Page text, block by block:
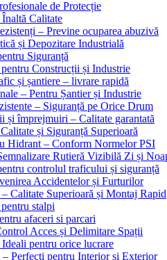
de Protecție
Calitate
– Previne ocuparea abuzivă
și Depozitare Industrială
Siguranță
Construcții și Industrie
și șantiere – livrare rapidă
– Pentru Șantier și Industrie
– Siguranță pe Orice Drum
și împrejmuiri – Calitate garantată
și Siguranță Superioară
Hidrant – Conform Normelor PSI
Rutieră Vizibilă Zi și
controlul traficului și siguranță
Accidentelor și Furturilor
Calitate Superioară și Montaj Rapid
stalpi
afaceri si parcari
Acces și Delimitare Spații
pentru orice lucrare
Perfecți pentru Interior și Exterior